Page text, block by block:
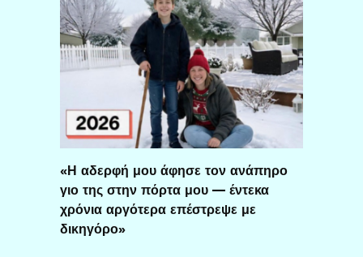
«Η αδερφή μου άφησε τον ανάπηρο
γιο της στην πόρτα μου — έντεκα
χρόνια αργότερα επέστρεψε με
δικηγόρο»